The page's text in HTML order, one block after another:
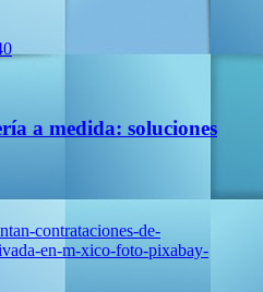
a medida: soluciones